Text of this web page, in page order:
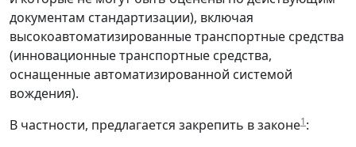
документам стандартизации), включая
высокоавтоматизированные транспортные средства
(инновационные транспортные средства,
оснащенные автоматизированной системой
вождения).
В частности, предлагается закрепить в законе1: